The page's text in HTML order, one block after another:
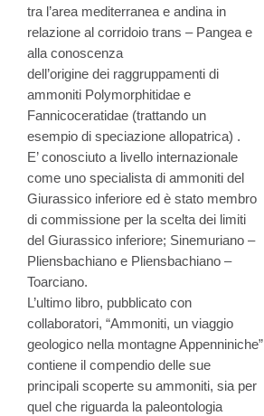
tra l’area mediterranea e andina in
relazione al corridoio trans – Pangea e
alla conoscenza
dell’origine dei raggruppamenti di
ammoniti Polymorphitidae e
Fannicoceratidae (trattando un
esempio di speciazione allopatrica) .
E’ conosciuto a livello internazionale
come uno specialista di ammoniti del
Giurassico inferiore ed è stato membro
di commissione per la scelta dei limiti
del Giurassico inferiore; Sinemuriano –
Pliensbachiano e Pliensbachiano –
Toarciano.
L’ultimo libro, pubblicato con
collaboratori, “Ammoniti, un viaggio
geologico nella montagne Appenniniche”
contiene il compendio delle sue
principali scoperte su ammoniti, sia per
quel che riguarda la paleontologia